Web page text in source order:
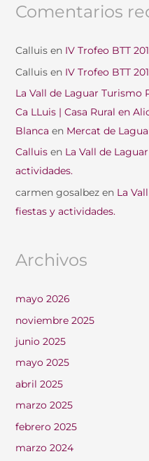
Comentarios
Calluis en IV Trofeo BTT
Calluis en IV Trofeo BTT
La Vall de Laguar Turismo
Ca LLuis | Casa Rural en
Blanca en Mercat de
Calluis en La Vall de
actividades.
carmen gosalbez en La
fiestas y actividades.
Archivos
mayo 2026
noviembre 2025
junio 2025
mayo 2025
abril 2025
marzo 2025
febrero 2025
marzo 2024